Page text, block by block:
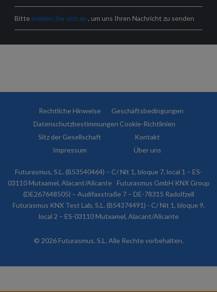
Bitte melden Sie sich an , um uns Ihren Nachricht zu senden
Rechtliche Hinweise
Geschäftsbedingungen
Datenschutzbestimmungen Cookie-Richtlinien
Sitz der Gesellschaft
Kontakt
Impressum
Über uns
Futurasmus, S.L. (B53540464) – C/ Nit 1, bloque 7, local 1 – ES-
03110 Mutxamel, Alacant/Alicante
Futurasmus GmbH KNX Group
(DE267648505) – Audifaxstraße 7 – DE-78315 Radolfzell
Futurasmus KNX Test Lab, S.L. (B54374491) - C/ Nit 1, bloque 9,
local 2 – ES-03110 Mutxamel, Alacant/Alicante
© 2026 Futurasmus, S.L. Alle Rechte vorbehalten.